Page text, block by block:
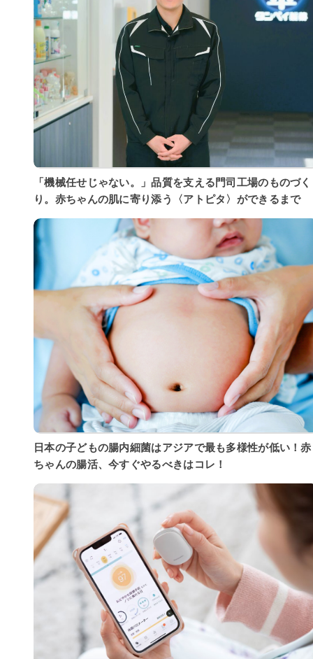
「機械任せじゃない。」品質を支える門司工場のものづく
り。赤ちゃんの肌に寄り添う〈アトピタ〉ができるまで
日本の子どもの腸内細菌はアジアで最も多様性が低い！赤
ちゃんの腸活、今すぐやるべきはコレ！